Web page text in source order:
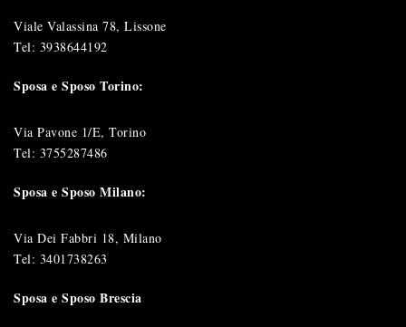
Viale Valassina 78, Lissone
Tel: 3938644192
Sposa e Sposo Torino:
Via Pavone 1/E, Torino
Tel: 3755287486
Sposa e Sposo Milano:
Via Dei Fabbri 18, Milano
Tel: 3401738263
Sposa e Sposo Brescia